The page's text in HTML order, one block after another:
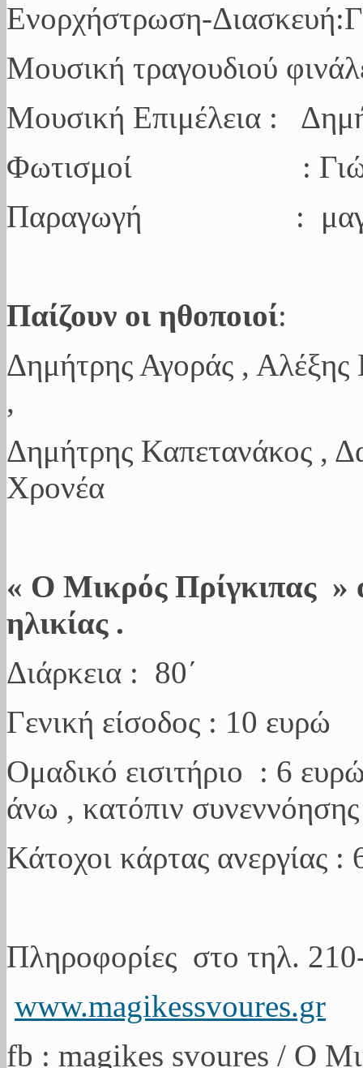
Ενορχήστρωση-
Μουσική τραγουδιού
Μουσική Επιμέλεια :
Φωτισμοί :
Παραγωγή :
Παίζουν οι ηθοποιοί:
Δημήτρης Αγοράς , Αλέξης
,
Δημήτρης Καπετανάκος ,
Χρονέα
« Ο Μικρός Πρίγκιπας »
ηλικίας .
Διάρκεια : 80΄
Γενική είσοδος : 10 ευρώ
Ομαδικό εισιτήριο : 6
άνω , κατόπιν
Κάτοχοι κάρτας ανεργίας :
Πληροφορίες στο τηλ.
www.magikessvoures.gr
fb : magikes svoures / Ο